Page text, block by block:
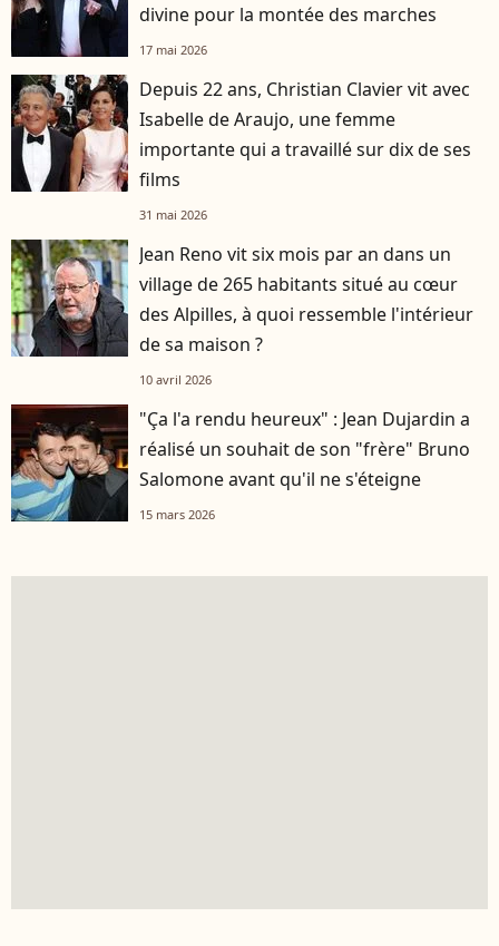
divine pour la montée des marches
17 mai 2026
Depuis 22 ans, Christian Clavier vit avec
Isabelle de Araujo, une femme
importante qui a travaillé sur dix de ses
films
31 mai 2026
Jean Reno vit six mois par an dans un
village de 265 habitants situé au cœur
des Alpilles, à quoi ressemble l'intérieur
de sa maison ?
10 avril 2026
"Ça l'a rendu heureux" : Jean Dujardin a
réalisé un souhait de son "frère" Bruno
Salomone avant qu'il ne s'éteigne
15 mars 2026